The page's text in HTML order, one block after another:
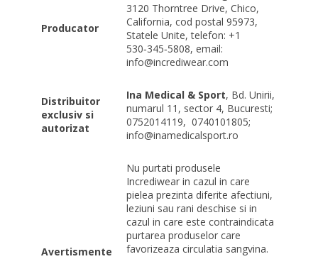
Producator
3120 Thorntree Drive, Chico,
California, cod postal 95973,
Statele Unite, telefon: +1
530‑345‑5808, email:
info@incrediwear.com
Distribuitor
exclusiv si
autorizat
Ina Medical & Sport, Bd. Unirii,
numarul 11, sector 4, Bucuresti;
0752014119, 0740101805;
info@inamedicalsport.ro
Avertismente
Nu purtati produsele
Incrediwear in cazul in care
pielea prezinta diferite afectiuni,
leziuni sau rani deschise si in
cazul in care este contraindicata
purtarea produselor care
favorizeaza circulatia sangvina.